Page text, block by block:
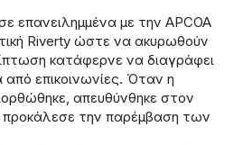
επανειλημμένα με την APCOA
Riverty ώστε να ακυρωθούν
κατάφερνε να διαγράφει
επικοινωνίες. Όταν η
απευθύνθηκε στον
προκάλεσε την παρέμβαση των